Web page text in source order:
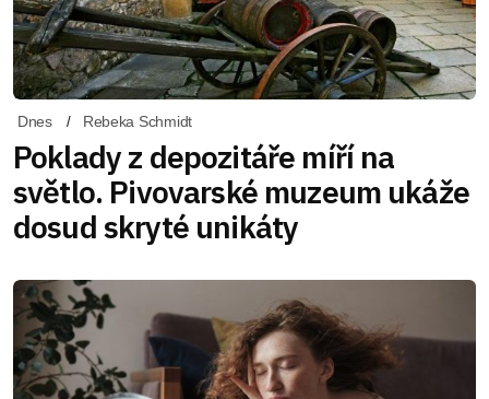
Dnes Rebeka Schmidt
Poklady z depozitáře míří na
světlo. Pivovarské muzeum ukáže
dosud skryté unikáty